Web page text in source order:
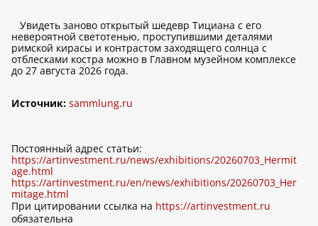
Увидеть заново открытый шедевр Тициана с его
невероятной светотенью, проступившими деталями
римской кирасы и контрастом заходящего солнца с
отблесками костра можно в Главном музейном комплексе
до 27 августа 2026 года.
Источник: sammlung.ru
Постоянный адрес статьи:
https://artinvestment.ru/news/exhibitions/20260703_Hermit
age.html
https://artinvestment.ru/en/news/exhibitions/20260703_Her
mitage.html
При цитировании ссылка на https://artinvestment.ru
обязательна